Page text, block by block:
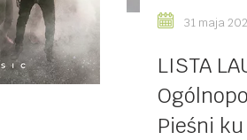
31 maja
LISTA
Pieśni